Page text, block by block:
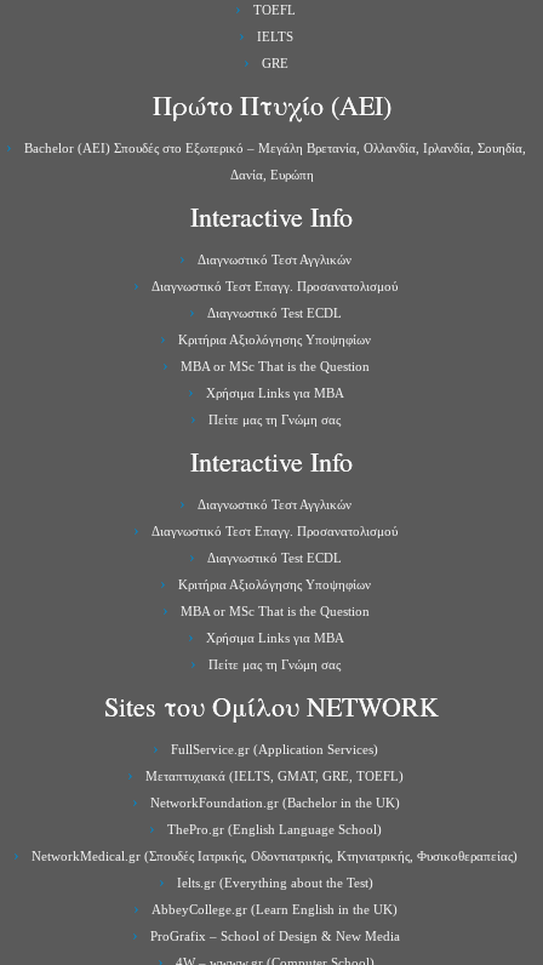
TOEFL
IELTS
GRE
Πρώτο Πτυχίο (ΑΕΙ)
Bachelor (ΑΕΙ) Σπουδές στο Εξωτερικό – Μεγάλη Βρετανία, Ολλανδία, Ιρλανδία, Σουηδία,
Δανία, Ευρώπη
Interactive Info
Διαγνωστικό Τεστ Αγγλικών
Διαγνωστικό Τεστ Επαγγ. Προσανατολισμού
Διαγνωστικό Test ECDL
Κριτήρια Αξιολόγησης Υποψηφίων
MBA or MSc That is the Question
Χρήσιμα Links για ΜBA
Πείτε μας τη Γνώμη σας
Interactive Info
Διαγνωστικό Τεστ Αγγλικών
Διαγνωστικό Τεστ Επαγγ. Προσανατολισμού
Διαγνωστικό Test ECDL
Κριτήρια Αξιολόγησης Υποψηφίων
MBA or MSc That is the Question
Χρήσιμα Links για ΜBA
Πείτε μας τη Γνώμη σας
Sites του Ομίλου NETWORK
FullService.gr (Application Services)
Μεταπτυχιακά (IELTS, GMAT, GRE, TOEFL)
NetworkFoundation.gr (Bachelor in the UK)
ThePro.gr (English Language School)
NetworkMedical.gr (Σπουδές Ιατρικής, Οδοντιατρικής, Κτηνιατρικής, Φυσικοθεραπείας)
Ielts.gr (Everything about the Test)
AbbeyCollege.gr (Learn English in the UK)
ProGrafix – School of Design & New Media